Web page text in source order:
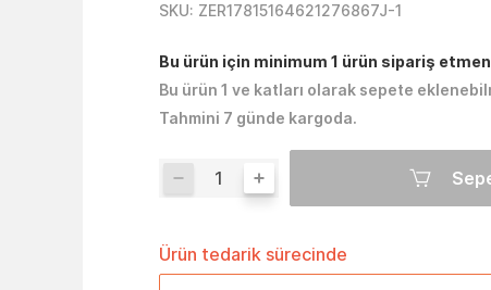
SKU: ZER17815164621276867J-1
Bu ürün için minimum 1 ürün sipariş
Bu ürün 1 ve katları olarak sepete
Tahmini 7 günde kargoda.
Ürün tedarik sürecinde